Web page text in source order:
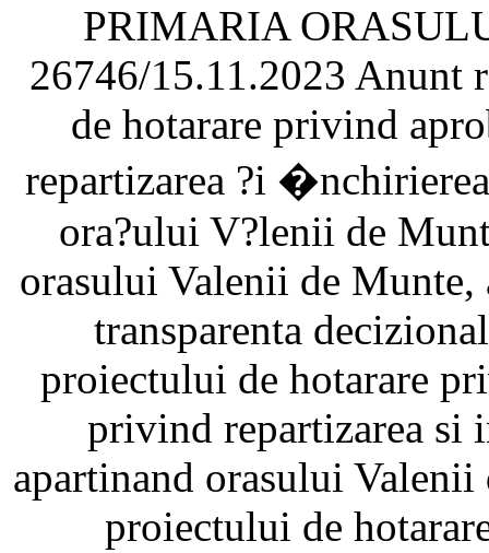
PRIMARIA
26746/15.11.2023 Anunt
de hotarare privind
repartizarea ?i
ora?ului V?lenii de
orasului Valenii de Munte,
transparenta
proiectului de hotarare
privind repartizarea si
apartinand orasului
proiectului de